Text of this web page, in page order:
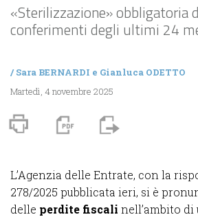
«Sterilizzazione» obbligatoria
conferimenti degli ultimi 24
/Sara BERNARDI e Gianluca ODETTO
Martedì, 4 novembre 2025
L’Agenzia delle Entrate, con la
278/2025 pubblicata ieri, si è
delle perdite fiscali nell’ambito